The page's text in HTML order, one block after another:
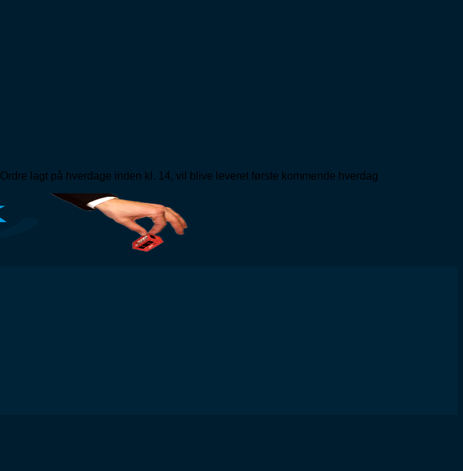
Ordre lagt på hverdage inden kl. 14, vil blive leveret første kommende hverdag